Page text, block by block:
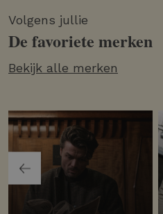
Volgens jullie
De favoriete merken
Bekijk alle merken